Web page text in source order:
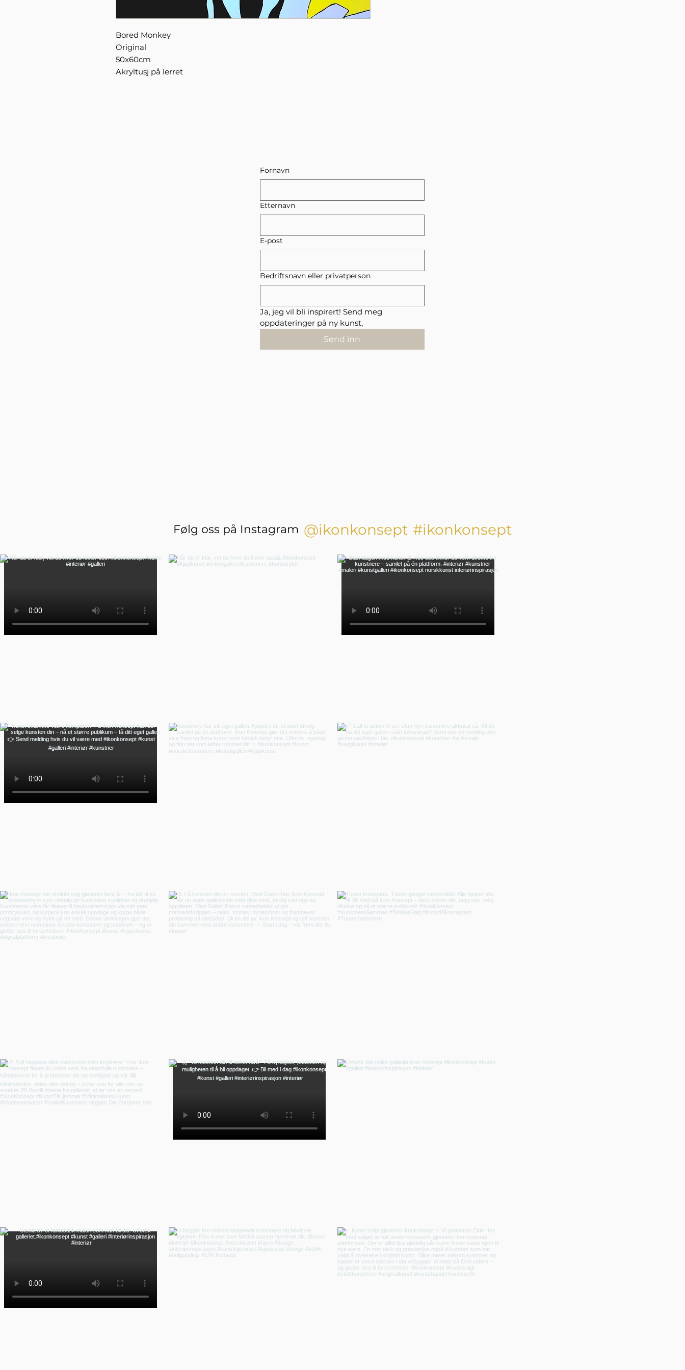
Bored Monkey
Original
50x60cm
Akryltusj på lerret
Fornavn
Etternavn
E-post
Bedriftsnavn eller privatperson
Ja, jeg vil bli inspirert! Send meg
oppdateringer på ny kunst,
Send inn
Følg oss på Instagram #ikonkonsept
@ikonkonsept